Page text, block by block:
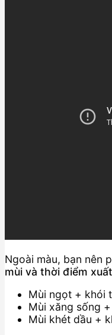
Ngoài màu, bạn nên
mùi và thời điểm
Mùi ngọt + khói
Mùi xăng sống
Mùi khét dầu +